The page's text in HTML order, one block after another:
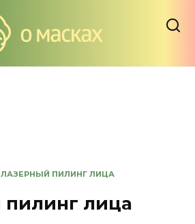
ЛАЗЕРНЫЙ ПИЛИНГ ЛИЦА
лица